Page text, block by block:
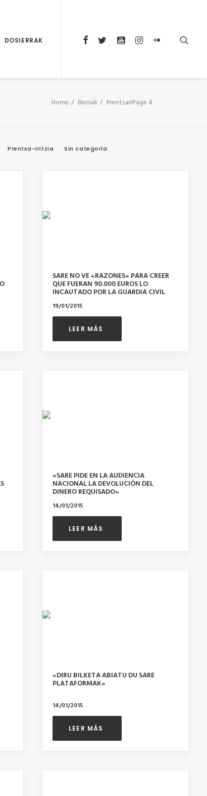
DOSIERRAK
Home Berriak PrentsanPage 4
Prentsa-Iritzia Sin categoría
SARE NO VE «RAZONES» PARA CREER
QUE FUERAN 90.000 EUROS LO
INCAUTADO POR LA GUARDIA CIVIL
19/01/2015
LEER MÁS
«SARE PIDE EN LA AUDIENCIA
NACIONAL LA DEVOLUCIÓN DEL
DINERO REQUISADO»
14/01/2015
LEER MÁS
«DIRU BILKETA ABIATU DU SARE
PLATAFORMAK»
14/01/2015
LEER MÁS